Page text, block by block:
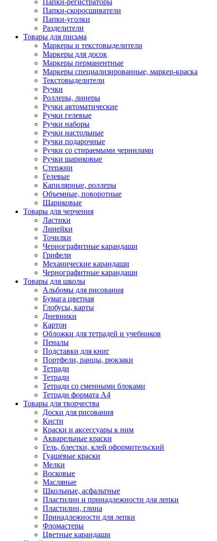
Папки-регистраторы
Папки-скоросшиватели
Папки-уголки
Разделители
Товары для письма
Маркеры и текстовыделители
Маркеры для досок
Маркеры перманентные
Маркеры специализированные, маркер-краска
Текстовыделители
Ручки
Роллеры, линеры
Ручки автоматические
Ручки гелевые
Ручки наборы
Ручки настольные
Ручки подарочные
Ручки со стираемыми чернилами
Ручки шариковые
Стержни
Гелевые
Капилярные, роллеры
Объемные, поворотные
Шариковые
Товары для черчения
Ластики
Линейки
Точилки
Чернографитные карандаши
Грифели
Механические карандаши
Чернографитные карандаши
Товары для школы
Альбомы для рисования
Бумага цветная
Глобусы, карты
Дневники
Картон
Обложки для тетрадей и учебников
Пеналы
Подставки для книг
Портфели, ранцы, рюкзаки
Тетради
Тетради
Тетради со сменными блоками
Тетради формата А4
Товары для творчества
Доски для рисования
Кисти
Краски и аксессуары к ним
Акварельные краски
Гель, блестки, клей оформительский
Гуашевые краски
Мелки
Восковые
Масляные
Школьные, асфальтные
Пластилин и принадлежности для лепки
Пластилин, глина
Принадлежности для лепки
Фломастеры
Цветные карандаши